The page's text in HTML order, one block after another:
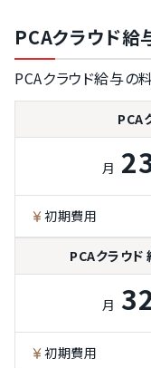
法改正などの自
動アップデート
銀行連携による
振込機能
タ（FBデー
成機能
年末調整計算機
能
PCAクラウド給
PCAクラウド給与の
PCA
月
初期費用
PCAクラウ
月
初期費用